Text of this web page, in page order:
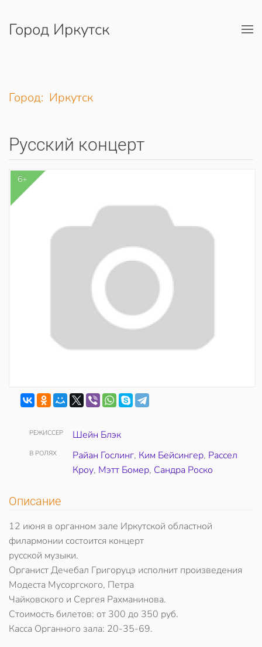
Перейти к содержимому
Город Иркутск
Город: Иркутск
Русский концерт
6+
РЕЖИССЕР Шейн Блэк
В РОЛЯХ Райан Гослинг, Ким Бейсингер, Рассел
Кроу, Мэтт Бомер, Сандра Роско
Описание
12 июня в органном зале Иркутской областной
филармонии состоится концерт
русской музыки.
Органист Дечебал Григоруцэ исполнит произведения
Модеста Мусоргского, Петра
Чайковского и Сергея Рахманинова.
Стоимость билетов: от 300 до 350 руб.
Касса Органного зала: 20-35-69.